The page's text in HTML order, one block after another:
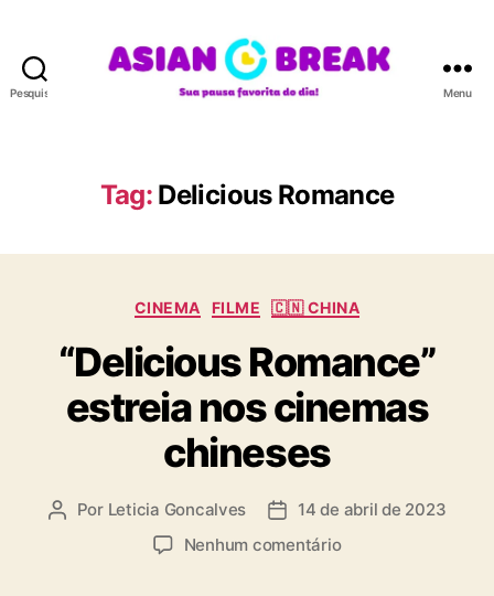
Pesquisar
A
N
R
A
Menu
Tag: Delicious Romance
C
t
e
g
o
r
i
CINEMA FILME 🇨🇳 CHINA
“Delicious Romance”
estreia nos cinemas
chineses
A Por Leticia Goncalves
D 14 de abril de 2023
Nenhum comentárioe